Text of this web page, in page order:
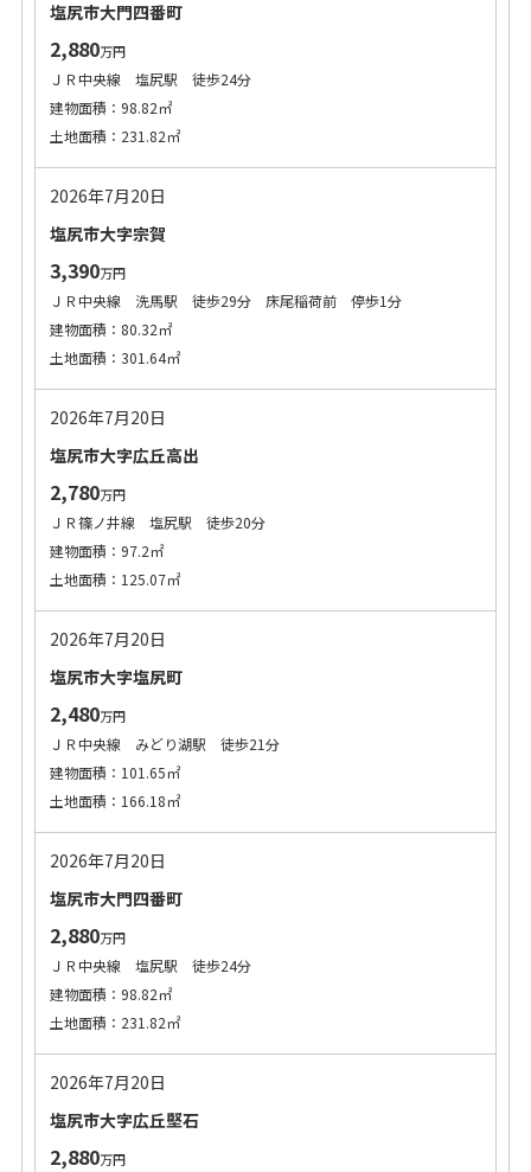
塩尻市大門四番町
2,880万円
ＪＲ中央線 塩尻駅 徒歩24分
建物面積：98.82㎡
土地面積：231.82㎡
2026年7月20日
塩尻市大字宗賀
3,390万円
ＪＲ中央線 洗馬駅 徒歩29分 床尾稲荷前 停歩1分
建物面積：80.32㎡
土地面積：301.64㎡
2026年7月20日
塩尻市大字広丘高出
2,780万円
ＪＲ篠ノ井線 塩尻駅 徒歩20分
建物面積：97.2㎡
土地面積：125.07㎡
2026年7月20日
塩尻市大字塩尻町
2,480万円
ＪＲ中央線 みどり湖駅 徒歩21分
建物面積：101.65㎡
土地面積：166.18㎡
2026年7月20日
塩尻市大門四番町
2,880万円
ＪＲ中央線 塩尻駅 徒歩24分
建物面積：98.82㎡
土地面積：231.82㎡
2026年7月20日
塩尻市大字広丘堅石
2,880万円